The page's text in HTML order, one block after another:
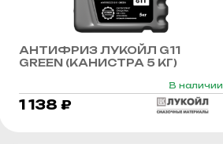
АНТИФРИЗ ЛУКОЙЛ G11
GREEN (КАНИСТРА 5 КГ)
В наличии
1 138 ₽